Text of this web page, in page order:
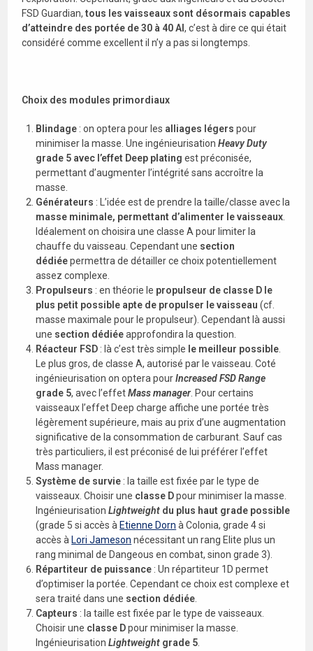
FSD Guardian,tous les vaisseaux sont désormais capables
d’atteindre des portée de 30 à 40 Al, c’est à dire ce qui était
considéré comme excellent il n’y a pas si longtemps.
Choix des modules primordiaux
Blindage : on optera pour les alliages légers pour
minimiser la masse. Une ingénieurisationHeavy Duty
grade 5 avec l’effet Deep plating est préconisée,
permettant d’augmenter l’intégrité sans accroître la
masse.
Générateurs : L’idée est de prendre la taille/classe avec la
masse minimale, permettant d’alimenter le vaisseaux
Idéalement on choisira une classe A pour limiter la
chauffe du vaisseau. Cependant une section
dédiéepermettra de détailler ce choix potentiellement
assez complexe.
Propulseurs : en théorie le propulseur de classe D le
plus petit possible apte de propulser le vaisseau (cf.
masse maximale pour le propulseur). Cependant là aussi
une section dédiéeapprofondira la question.
Réacteur FSD : là c’est très simple le meilleur possible
Le plus gros, de classe A, autorisé par le vaisseau. Coté
ingénieurisation on optera pourIncreased FSD Range
grade 5, avec l’effetMass manager. Pour certains
vaisseaux l’effet Deep charge affiche une portée très
légèrement supérieure, mais au prix d’une augmentation
significative de la consommation de carburant. Sauf cas
très particuliers, il est préconisé de lui préférer l’effet
Mass manager.
Système de survie : la taille est fixée par le type de
vaisseaux. Choisir une classe Dpour minimiser la masse.
IngénieurisationLightweight du plus haut grade possible
(grade 5 si accès à Etienne Dorn à Colonia, grade 4 si
accès à Lori Jameson nécessitant un rang Elite plus un
rang minimal de Dangeous en combat, sinon grade 3).
Répartiteur de puissance : Un répartiteur 1D permet
d’optimiser la portée. Cependant ce choix est complexe et
sera traité dans une section dédiée
Capteurs : la taille est fixée par le type de vaisseaux.
Choisir une classe Dpour minimiser la masse.
IngénieurisationLightweight grade 5